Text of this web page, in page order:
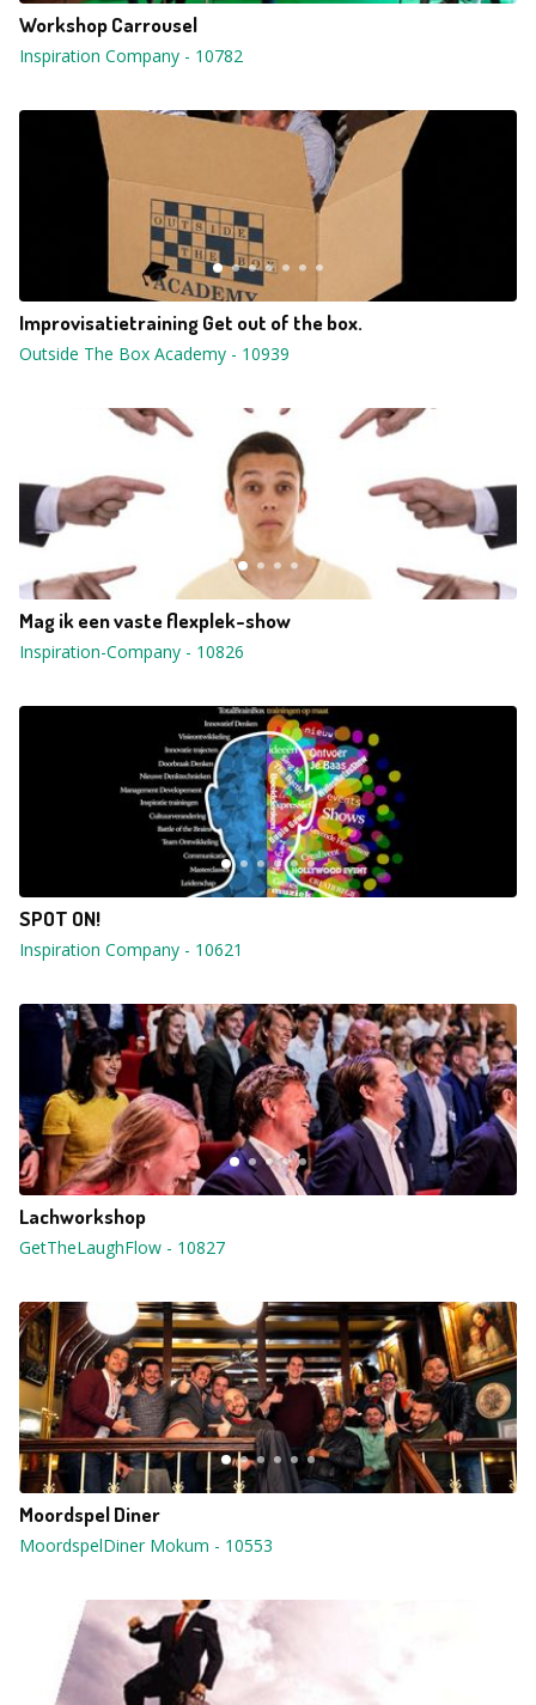
Workshop Carrousel
Inspiration Company - 10782
Improvisatietraining Get out of the box.
Outside The Box Academy - 10939
Mag ik een vaste flexplek-show
Inspiration-Company - 10826
SPOT ON!
Inspiration Company - 10621
Lachworkshop
GetTheLaughFlow - 10827
Moordspel Diner
MoordspelDiner Mokum - 10553